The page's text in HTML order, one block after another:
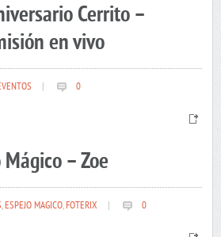
Cerrito –
en vivo
0
– Zoe
,ESPEJO MAGICO,FOTERIX 0